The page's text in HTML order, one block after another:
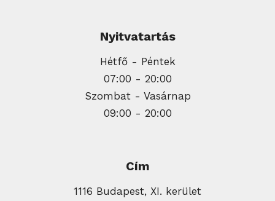
Nyitvatartás
Hétfő - Péntek
07:00 - 20:00
Szombat - Vasárnap
09:00 - 20:00
Cím
1116 Budapest, XI. kerület